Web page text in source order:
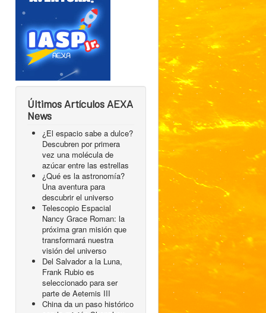
Últimos Artículos AEXA
News
¿El espacio sabe a dulce?
Descubren por primera
vez una molécula de
azúcar entre las estrellas
¿Qué es la astronomía?
Una aventura para
descubrir el universo
Telescopio Espacial
Nancy Grace Roman: la
próxima gran misión que
transformará nuestra
visión del universo
Del Salvador a la Luna,
Frank Rubio es
seleccionado para ser
parte de Aetemis III
China da un paso histórico